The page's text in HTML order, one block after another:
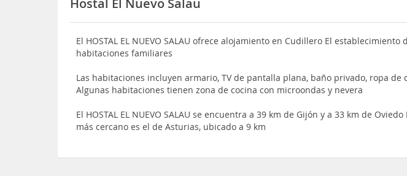
Hostal El Nuevo Salau
El HOSTAL EL NUEVO SALAU ofrece alojamiento en Cudillero El establecimiento
habitaciones familiares
Las habitaciones incluyen armario, TV de pantalla plana, baño privado, ropa de
Algunas habitaciones tienen zona de cocina con microondas y nevera
El HOSTAL EL NUEVO SALAU se encuentra a 39 km de Gijón y a 33 km de
más cercano es el de Asturias, ubicado a 9 km